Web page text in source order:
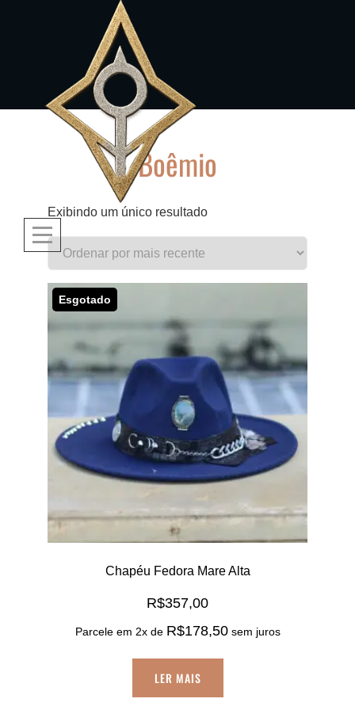
Boêmio
Exibindo um único resultado
Esgotado
Chapéu Fedora Mare Alta
R$357,00
Parcele em 2x de R$178,50 sem juros
LER MAIS